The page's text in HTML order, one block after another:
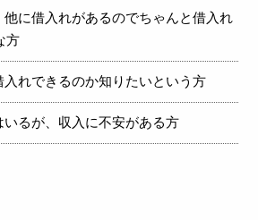
他に借入れがあるのでちゃんと借入れ
方
入れできるのか知りたいという方
いるが、収入に不安がある方